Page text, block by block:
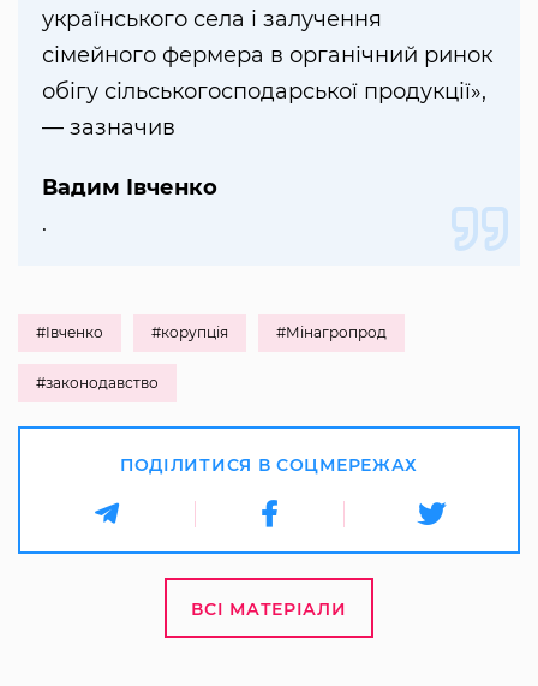
українського села і залучення
сімейного фермера в органічний ринок
обігу сільськогосподарської продукції»,
— зазначив
Вадим Івченко
.
#Івченко #корупція #Мінагропрод
#законодавство
ПОДІЛИТИСЯ В СОЦМЕРЕЖАХ
ВСІ МАТЕРІАЛИ